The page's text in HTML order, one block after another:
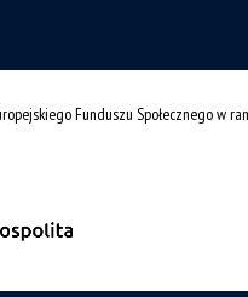
Funduszu Społecznego w